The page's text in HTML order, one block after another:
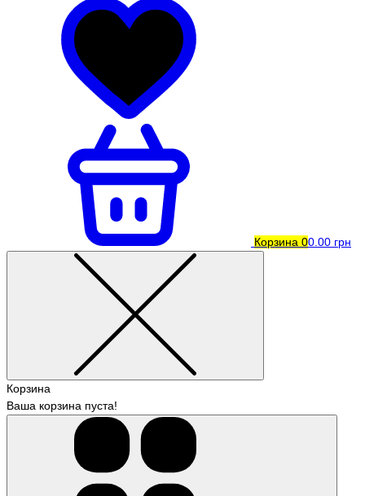
Корзина 00.00 грн
Корзина
Ваша корзина пуста!